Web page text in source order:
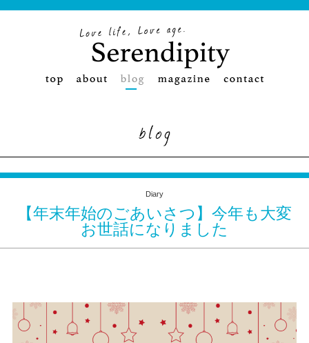
【年末年始のごあいさつ】今年も大変
お世話になりました
Diary